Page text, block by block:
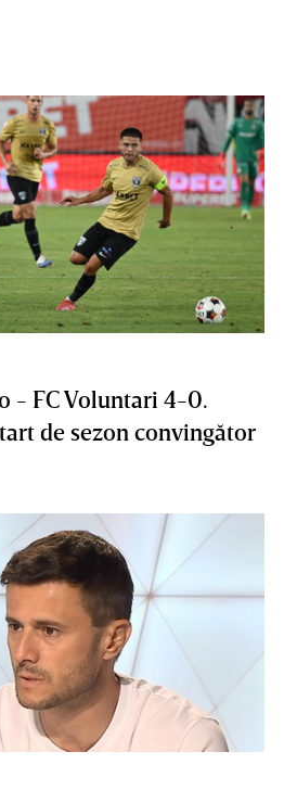
- FC Voluntari 4-0.
de sezon convingător